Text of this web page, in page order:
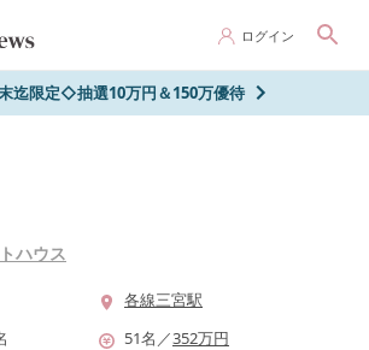
ログイン
迄限定◇抽選10万円＆150万優待
ハウス
各線三宮駅
51名 ／352万円